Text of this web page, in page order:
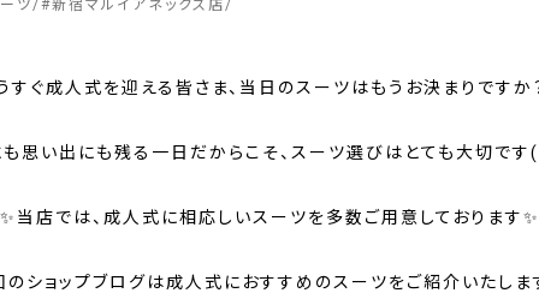
ツ
#新宿マルイアネックス店
すぐ成人式を迎える皆さま、当日のスーツはもうお決まりですか
思い出にも残る一日だからこそ、スーツ選びはとても大切です
✨当店では、成人式に相応しいスーツを多数ご用意しております✨
のショップブログは成人式におすすめのスーツをご紹介いたしま